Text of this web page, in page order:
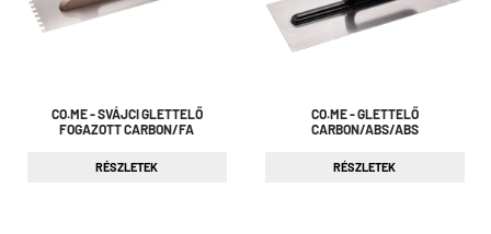
CO.ME - SVÁJCI GLETTELŐ
FOGAZOTT CARBON/FA
RÉSZLETEK
CO.ME - GLETTELŐ
CARBON/ABS/ABS
RÉSZLETEK